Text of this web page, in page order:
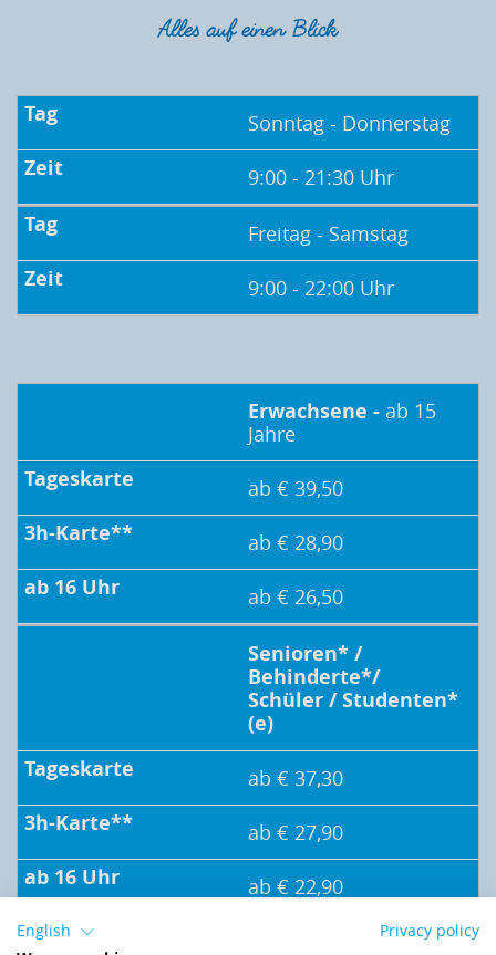
Alles auf einen Blick
Sonntag - Donnerstag
9:00 - 21:30 Uhr
Freitag - Samstag
9:00 - 22:00 Uhr
Erwachsene - ab 15
Jahre
ab € 39,50
ab € 28,90
ab € 26,50
Senioren* /
Behinderte*/
Schüler / Studenten*
(e)
ab € 37,30
ab € 27,90
ab € 22,90
English Privacy policy